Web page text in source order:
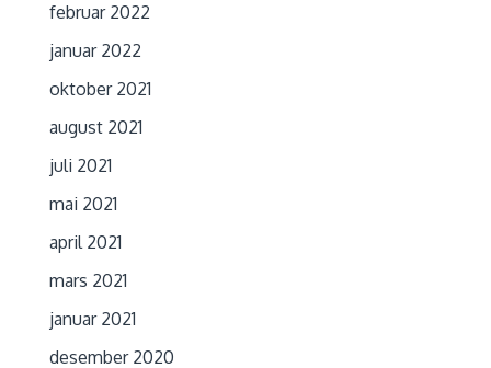
februar 2022
januar 2022
oktober 2021
august 2021
juli 2021
mai 2021
april 2021
mars 2021
januar 2021
desember 2020